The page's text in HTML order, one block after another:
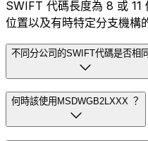
SWIFT 代碼長度為 8 或 11
位置以及有時特定分支機構
不同分公司的SWIFT代碼是否相
何時該使用MSDWGB2LXXX ？